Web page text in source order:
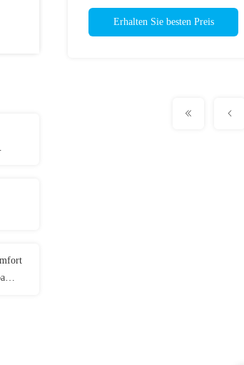
Erhalten Sie besten Preis